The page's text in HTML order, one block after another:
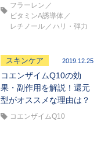
フラーレン
ビタミンA誘導体
レチノール
ハリ・弾力
スキンケア 2019.12.25
コエンザイムQ10の効
果・副作用を解説！還元
型がオススメな理由は？
コエンザイムQ10